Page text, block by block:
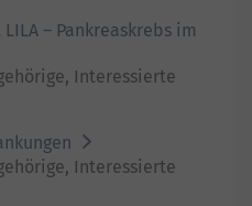
– Pankreaskrebs im
Interessierte
Interessierte